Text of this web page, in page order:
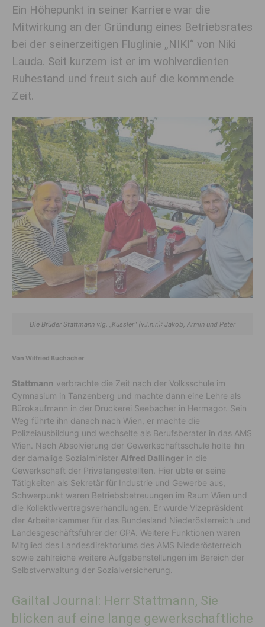
Ein Höhepunkt in seiner Karriere war die
Mitwirkung an der Gründung eines Betriebsrates
bei der seinerzeitigen Fluglinie „NIKI“ von Niki
Lauda. Seit kurzem ist er im wohlverdienten
Ruhestand und freut sich auf die kommende
Zeit.
Die Brüder Stattmann vlg. „Kussler“ (v.l.n.r.): Jakob, Armin und Peter
Von Wilfried Buchacher
Stattmann verbrachte die Zeit nach der Volksschule im
Gymnasium in Tanzenberg und machte dann eine Lehre als
Bürokaufmann in der Druckerei Seebacher in Hermagor. Sein
Weg führte ihn danach nach Wien, er machte die
Polizeiausbildung und wechselte als Berufsberater in das AMS
Wien. Nach Absolvierung der Gewerkschaftsschule holte ihn
der damalige Sozialminister Alfred Dallinger in die
Gewerkschaft der Privatangestellten. Hier übte er seine
Tätigkeiten als Sekretär für Industrie und Gewerbe aus,
Schwerpunkt waren Betriebsbetreuungen im Raum Wien und
die Kollektivvertragsverhandlungen. Er wurde Vizepräsident
der Arbeiterkammer für das Bundesland Niederösterreich und
Landesgeschäftsführer der GPA. Weitere Funktionen waren
Mitglied des Landesdirektoriums des AMS Niederösterreich
sowie zahlreiche weitere Aufgabenstellungen im Bereich der
Selbstverwaltung der Sozialversicherung.
Gailtal Journal: Herr Stattmann, Sie
blicken auf eine lange gewerkschaftliche